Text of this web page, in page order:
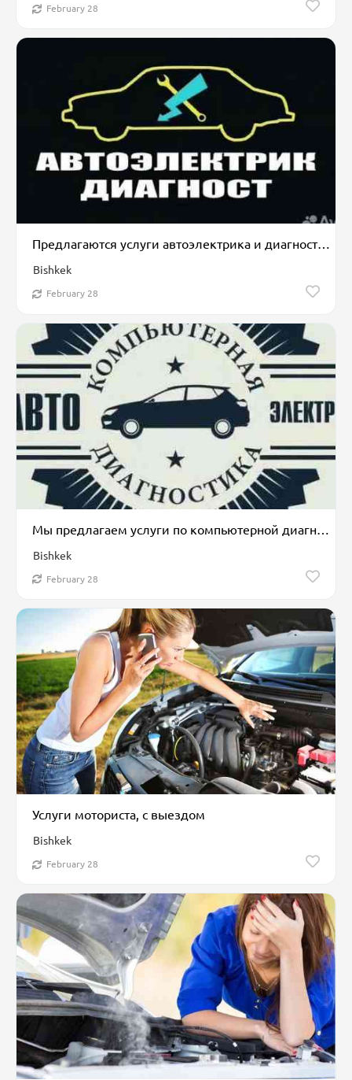
February 28
Предлагаются услуги автоэлектрика и диагностики автомобильных систем
Bishkek
February 28
Bishkek
February 28
Услуги моториста, с выездом
Bishkek
February 28